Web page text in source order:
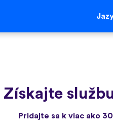
Získajte
Pridajte sa k viac ako